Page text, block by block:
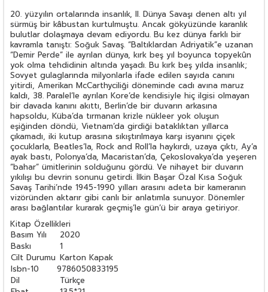
20. yüzyılın ortalarında insanlık, II. Dünya Savaşı denen altı yıl
sürmüş bir kâbustan kurtulmuştu. Ancak gökyüzünde karanlık
bulutlar dolaşmaya devam ediyordu. Bu kez dünya farklı bir
kavramla tanıştı: Soğuk Savaş. “Baltıklardan Adriyatik”e uzanan
“Demir Perde” ile ayrılan dünya, kırk beş yıl boyunca topyekûn
yok olma tehdidinin altında yaşadı. Bu kırk beş yılda insanlık;
Sovyet gulaglarında milyonlarla ifade edilen sayıda canını
yitirdi, Amerikan McCarthyciliği döneminde cadı avına maruz
kaldı, 38. Paralel’le ayrılan Kore’de kendisiyle hiç ilgisi olmayan
bir davada kanını akıttı, Berlin’de bir duvarın arkasına
hapsoldu, Küba’da tırmanan krizle nükleer yok oluşun
eşiğinden döndü, Vietnam’da girdiği bataklıktan yıllarca
çıkamadı, iki kutup arasına sıkıştırılmaya karşı isyanını çiçek
çocuklarla, Beatles’la, Rock and Roll’la haykırdı, uzaya çıktı, Ay’a
ayak bastı, Polonya’da, Macaristan’da, Çekoslovakya’da yeşeren
“bahar” ümitlerinin solduğunu gördü. Ve nihayet bir duvarın
yıkılışı bu devrin sonunu getirdi. İlkin Başar Özal Kısa Soğuk
Savaş Tarihi’nde 1945-1990 yılları arasını adeta bir kameranın
vizöründen aktarır gibi canlı bir anlatımla sunuyor. Dönemler
arası bağlantılar kurarak geçmiş’le gün’ü bir araya getiriyor.
Kitap Özellikleri
Basım Yılı
2020
Baskı
1
Cilt Durumu Karton Kapak
Isbn-10
9786050833195
Dil
Türkçe